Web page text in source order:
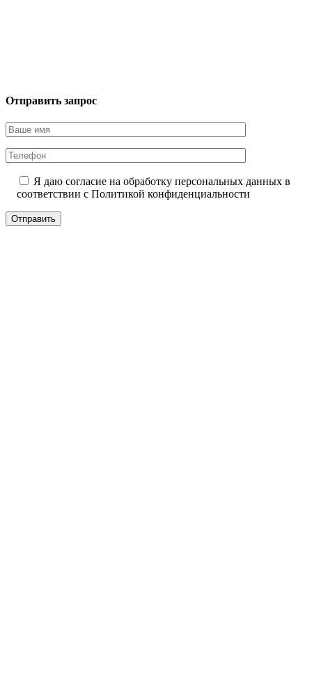
Отправить запрос
Я даю согласие на обработку персональных данных в
соответствии с Политикой конфиденциальности